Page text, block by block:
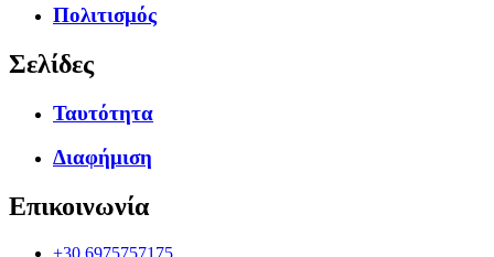
Πολιτισμός
Σελίδες
Ταυτότητα
Διαφήμιση
Επικοινωνία